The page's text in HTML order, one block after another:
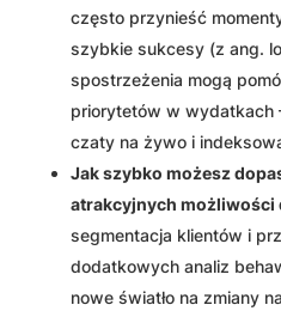
często przynieść
szybkie sukcesy (z ang.
spostrzeżenia mogą
priorytetów w wydatkach
czaty na żywo i
Jak szybko możesz
atrakcyjnych możliwości
segmentacja klientów i
dodatkowych analiz
nowe światło na zmiany